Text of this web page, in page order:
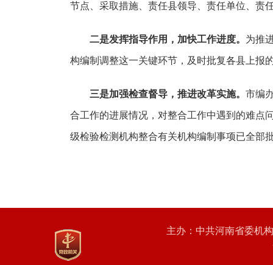
节点、采取措施、责任县领导、责任单位、责
二是发挥指导作用，加快工作进度。 为推
构编制调整这一关键环节，及时批复各县上报
三是加强检查督导，推进改革实施。 市编
合工作的进展情况，对整合工作中遇到的难点
级检验检测机构整合有关机构编制事项已全部
主办：中共河南省委机